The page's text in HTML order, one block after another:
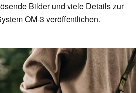
Bilder und viele Details zur
OM-3 veröffentlichen.